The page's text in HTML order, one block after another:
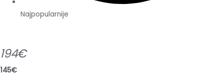
Najpopularnije
194€
145€